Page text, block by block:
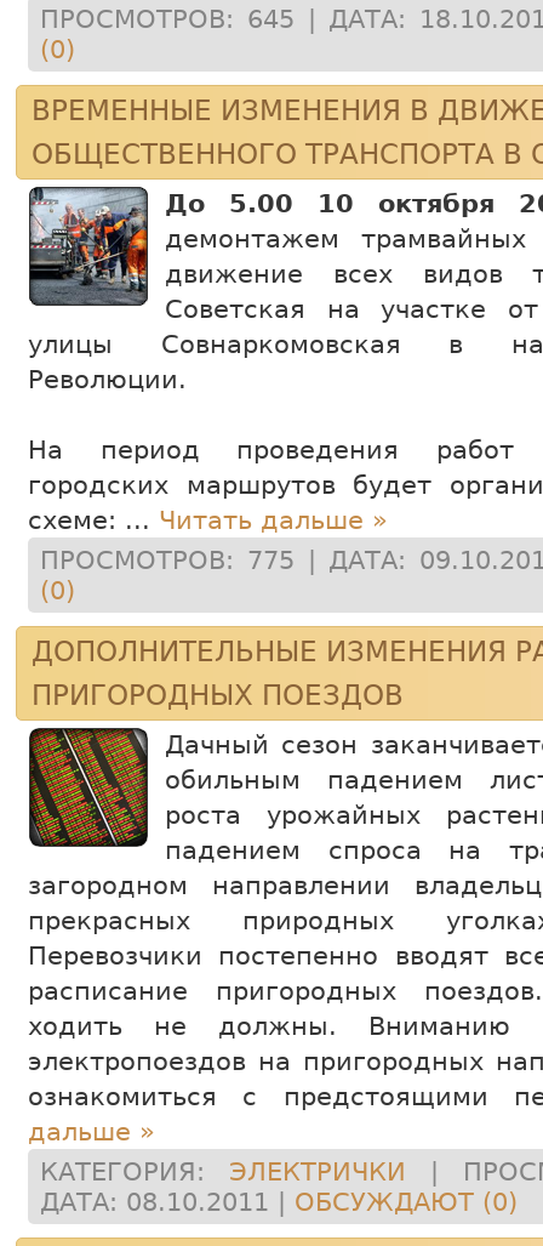
ПРОСМОТРОВ: 645 | ДАТА:
(0)
ВРЕМЕННЫЕ ИЗМЕНЕНИЯ В
ОБЩЕСТВЕННОГО ТРАНСПОРТА В
До 5.00 10 октября
демонтажем
движение всех видов
Советская на участке
улицы Совнаркомовская в
Революции.
На период проведения работ
городских маршрутов будет
схеме: ... Читать дальше »
ПРОСМОТРОВ: 775 | ДАТА:
(0)
ДОПОЛНИТЕЛЬНЫЕ ИЗМЕНЕНИЯ
ПРИГОРОДНЫХ ПОЕЗДОВ
Дачный сезон
обильным падением
роста урожайных
падением спроса на
загородном направлении
прекрасных природных
Перевозчики постепенно вводят
расписание пригородных
ходить не должны. Вниманию
электропоездов на пригородных
ознакомиться с предстоящими
дальше »
КАТЕГОРИЯ: ЭЛЕКТРИЧКИ |
ДАТА: 08.10.2011 | ОБСУЖДАЮТ (0)